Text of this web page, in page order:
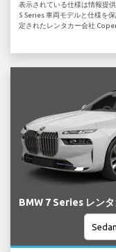
表示されている仕様は情報提
5 Series 車両モデルと仕様を
定されたレンタカー会社
BMW 7 Series レン